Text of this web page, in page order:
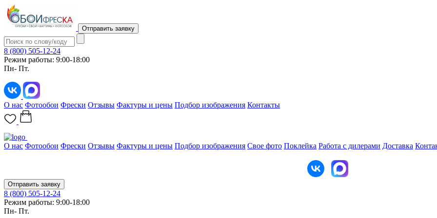
Отправить заявку
8 (800) 505-12-24
Режим работы: 9:00-18:00
Пн- Пт.
О нас Фотообои Фрески Отзывы Фактуры и цены Подбор изображения Контакты
О нас Фотообои Фрески Отзывы Фактуры и цены Подбор изображения Свое фото Поклейка Работа с дилерами Доставка
Отправить заявку
8 (800) 505-12-24
Режим работы: 9:00-18:00
Пн- Пт.